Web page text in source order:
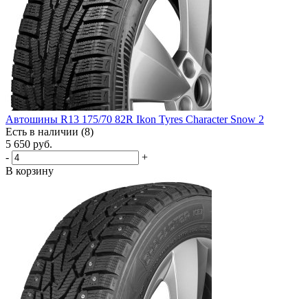
Автошины R13 175/70 82R Ikon Tyres Character Snow 2
Есть в наличии (8)
5 650 руб.
-
+
В корзину